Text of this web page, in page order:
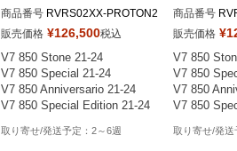
商品番号 RVRS02XX-PROTON2
RVRS0285：マットブラック
RVRS0303：ブラッシュアルミ
ニウム
販売価格 ¥126,500税込
V7 850 Stone 21-24
V7 850 Special 21-24
V7 850 Anniversario 21-24
V7 850 Special Edition 21-24
2～6週
商品番号
RVRS0282
RVRS0300
ニウム
販売価格 ¥
V7 850
V7 850
V7 850
V7 850